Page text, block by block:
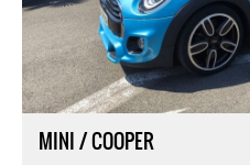
MINI / COOPER